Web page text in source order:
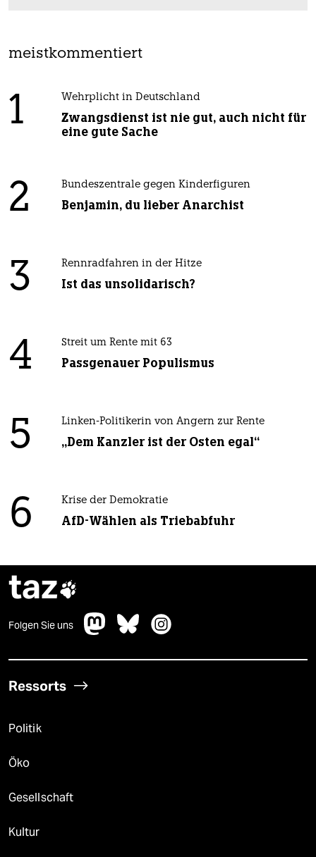
meistkommentiert
1 Wehrplicht in Deutschland
Zwangsdienst ist nie gut, auch nicht für
eine gute Sache
2 Bundeszentrale gegen Kinderfiguren
Benjamin, du lieber Anarchist
3 Rennradfahren in der Hitze
Ist das unsolidarisch?
4 Streit um Rente mit 63
Passgenauer Populismus
5 Linken-Politikerin von Angern zur Rente
„Dem Kanzler ist der Osten egal“
6 Krise der Demokratie
AfD-Wählen als Triebabfuhr
taz
Folgen Sie uns
Ressorts
Politik
Öko
Gesellschaft
Kultur